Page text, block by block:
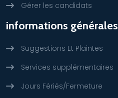
Gérer les candidats
informations générales
Suggestions Et Plaintes
Services supplémentaires
Jours Fériés/Fermeture